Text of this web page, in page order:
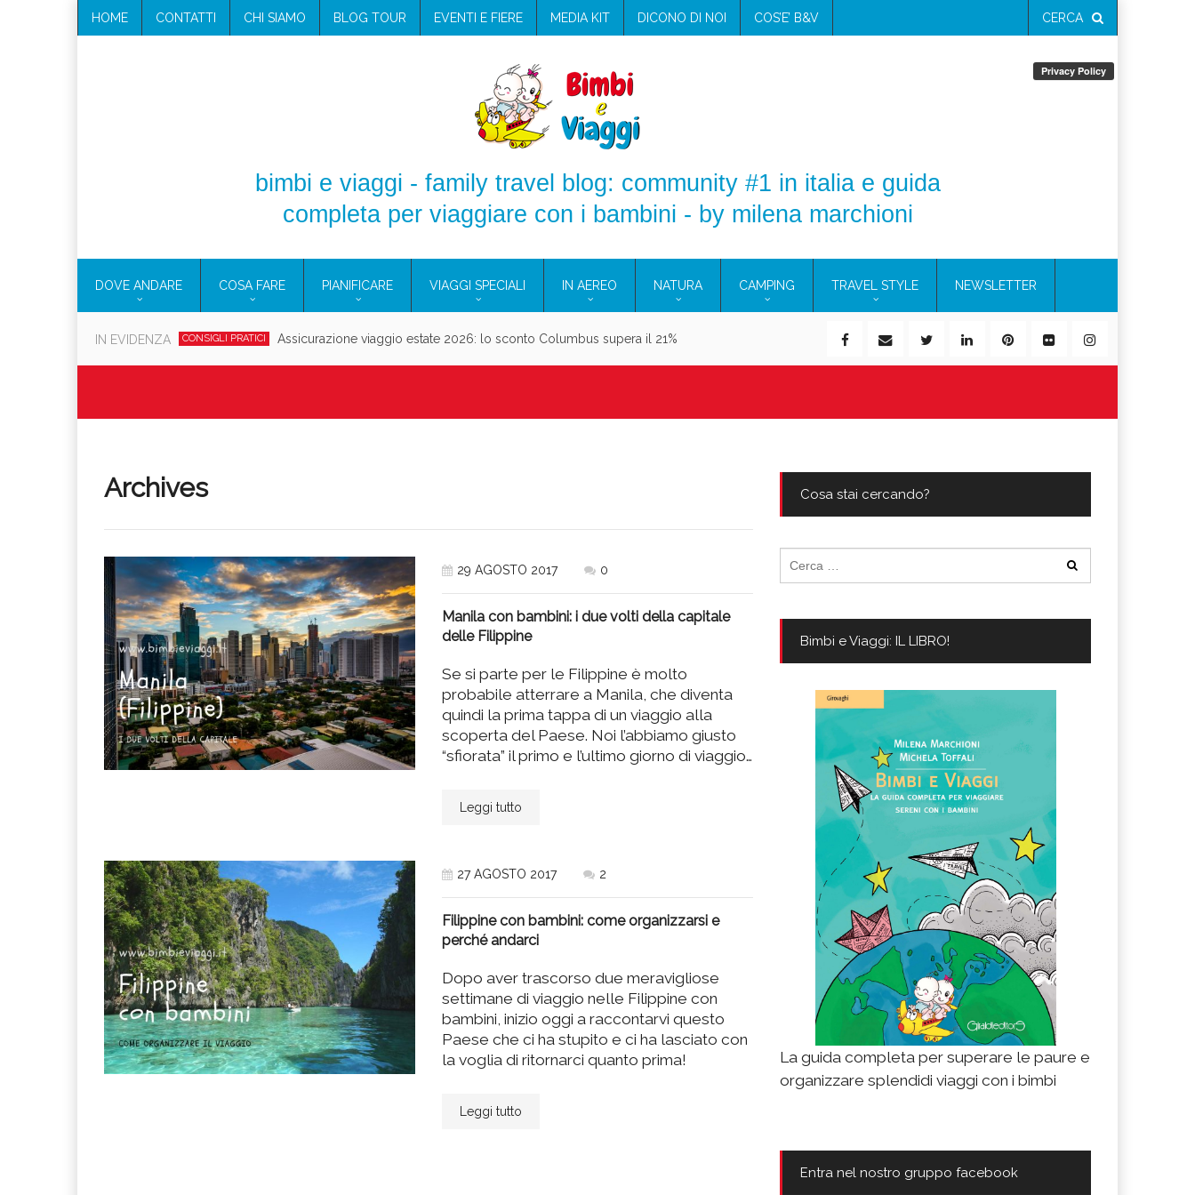
HOME CONTATTI CHI SIAMO BLOG TOUR EVENTI E FIERE MEDIA KIT DICONO DI NOI COS’E’ B&V CERCA
bimbi e viaggi - family travel blog: community #1 in italia e guida
completa per viaggiare con i bambini - by milena marchioni
DOVE ANDARE COSA FARE PIANIFICARE VIAGGI SPECIALI IN AEREO NATURA CAMPING TRAVEL STYLE NEWSLETTER
IN EVIDENZA CONSIGLI PRATICI Cosmetici solidi in viaggio: i prodotti che hanno conquistato la mia valigia (e la pelle sensibile)
Archives
29 AGOSTO 2017 0
Manila con bambini: i due volti della capitale
delle Filippine
Se si parte per le Filippine è molto
probabile atterrare a Manila, che diventa
quindi la prima tappa di un viaggio alla
scoperta del Paese. Noi l’abbiamo giusto
“sfiorata” il primo e l’ultimo giorno di viaggio…
Leggi tutto
27 AGOSTO 2017 2
Filippine con bambini: come organizzarsi e
perché andarci
Dopo aver trascorso due meravigliose
settimane di viaggio nelle Filippine con
bambini, inizio oggi a raccontarvi questo
Paese che ci ha stupito e ci ha lasciato con
la voglia di ritornarci quanto prima!
Leggi tutto
Cosa stai cercando?
per:
Bimbi e Viaggi: IL LIBRO!
La guida completa per superare le paure e
organizzare splendidi viaggi con i bimbi
Entra nel nostro gruppo facebook